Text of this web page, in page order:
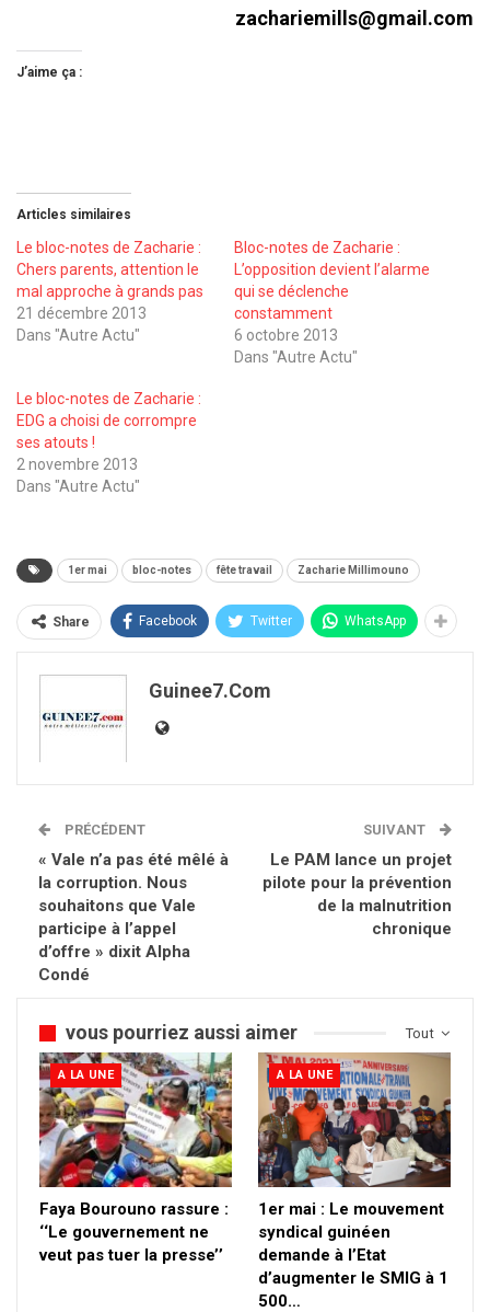
zachariemills@gmail.com
J’aime ça :
Articles similaires
Le bloc-notes de Zacharie :
Chers parents, attention le
mal approche à grands pas
21 décembre 2013
Dans "Autre Actu"
Bloc-notes de Zacharie :
L’opposition devient l’alarme
qui se déclenche
constamment
6 octobre 2013
Dans "Autre Actu"
Le bloc-notes de Zacharie :
EDG a choisi de corrompre
ses atouts !
2 novembre 2013
Dans "Autre Actu"
1er mai bloc-notes fête travail Zacharie Millimouno
Share Facebook Twitter WhatsApp
Guinee7.com
PRÉCÉDENT
« Vale n’a pas été mêlé à
la corruption. Nous
souhaitons que Vale
participe à l’appel
d’offre » dixit Alpha
Condé
SUIVANT
Le PAM lance un projet
pilote pour la prévention
de la malnutrition
chronique
Tout
vous pourriez aussi aimer
A LA UNE
Faya Bourouno rassure :
‘‘Le gouvernement ne
veut pas tuer la presse’’
A LA UNE
1er mai : Le mouvement
syndical guinéen
demande à l’Etat
d’augmenter le SMIG à 1
500…